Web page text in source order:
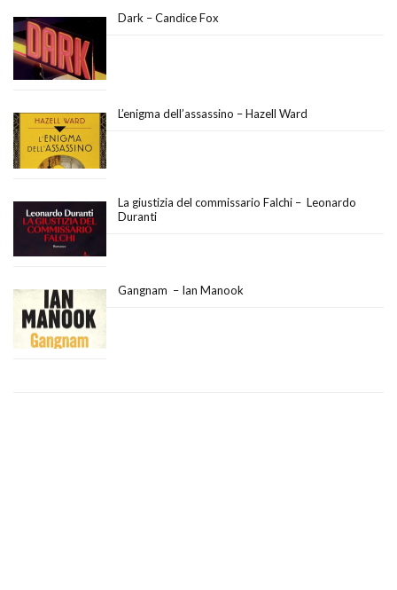
Dark – Candice Fox
L’enigma dell’assassino – Hazell Ward
La giustizia del commissario Falchi – Leonardo
Duranti
Gangnam – Ian Manook